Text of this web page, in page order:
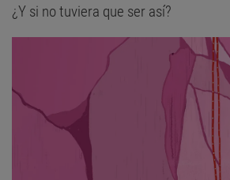
¿Y si no tuviera que ser así?